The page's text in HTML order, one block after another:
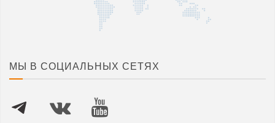
МЫ В СОЦИАЛЬНЫХ СЕТЯХ